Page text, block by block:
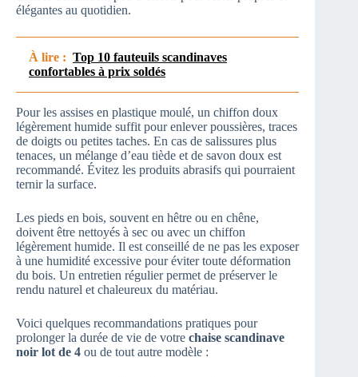
élégantes au quotidien.
À lire : Top 10 fauteuils scandinaves
confortables à prix soldés
Pour les assises en plastique moulé, un chiffon doux
légèrement humide suffit pour enlever poussières, traces
de doigts ou petites taches. En cas de salissures plus
tenaces, un mélange d’eau tiède et de savon doux est
recommandé. Évitez les produits abrasifs qui pourraient
ternir la surface.
Les pieds en bois, souvent en hêtre ou en chêne,
doivent être nettoyés à sec ou avec un chiffon
légèrement humide. Il est conseillé de ne pas les exposer
à une humidité excessive pour éviter toute déformation
du bois. Un entretien régulier permet de préserver le
rendu naturel et chaleureux du matériau.
Voici quelques recommandations pratiques pour
prolonger la durée de vie de votre chaise scandinave
noir lot de 4 ou de tout autre modèle :